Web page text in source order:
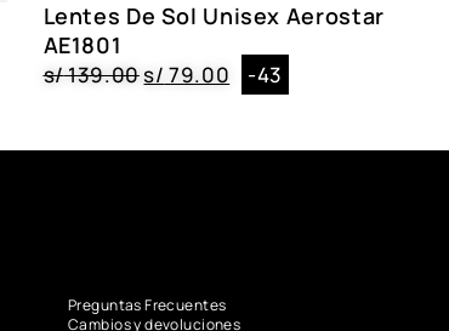
Lentes De Sol Unisex Aerostar
AE1801
s/139.00s/ 79.00 -43
Preguntas Frecuentes
Cambios y devoluciones